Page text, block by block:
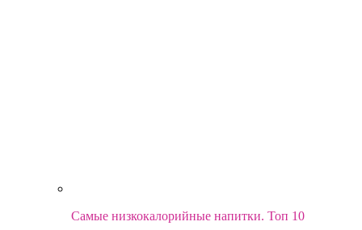
Самые низкокалорийные напитки. Топ 10